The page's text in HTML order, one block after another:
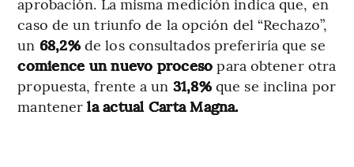
caso de un triunfo de la opción del “Rechazo”,
un 68,2%de los consultados preferiría que se
comience un nuevo proceso para obtener otra
propuesta, frente a un 31,8%que se inclina por
mantener la actual Carta Magna.